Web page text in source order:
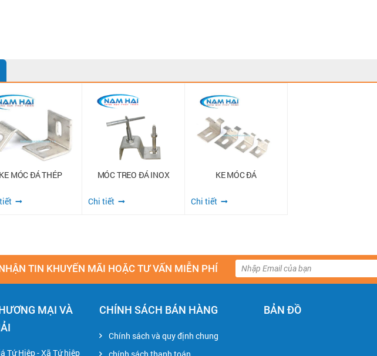
KE MÓC ĐÁ THÉP MÓC TREO ĐÁ INOX
Chi tiết
KE MÓC ĐÁ
Chi tiết
TIN KHUYẾN MÃI HOẶC TƯ VẤN MIỄN PHÍ
MẠI VÀ
Tứ Hiệp - Xã Tứ hiệp
CHÍNH SÁCH BÁN HÀNG
Chính sách và quy định chung
BẢN ĐỒ